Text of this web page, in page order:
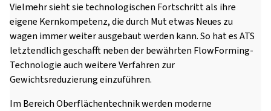
Vielmehr sieht sie technologischen Fortschritt als ihre
eigene Kernkompetenz, die durch Mut etwas Neues zu
wagen immer weiter ausgebaut werden kann. So hat es ATS
letztendlich geschafft neben der bewährten FlowForming-
Technologie auch weitere Verfahren zur
Gewichtsreduzierung einzuführen.
Im Bereich Oberflächentechnik werden moderne